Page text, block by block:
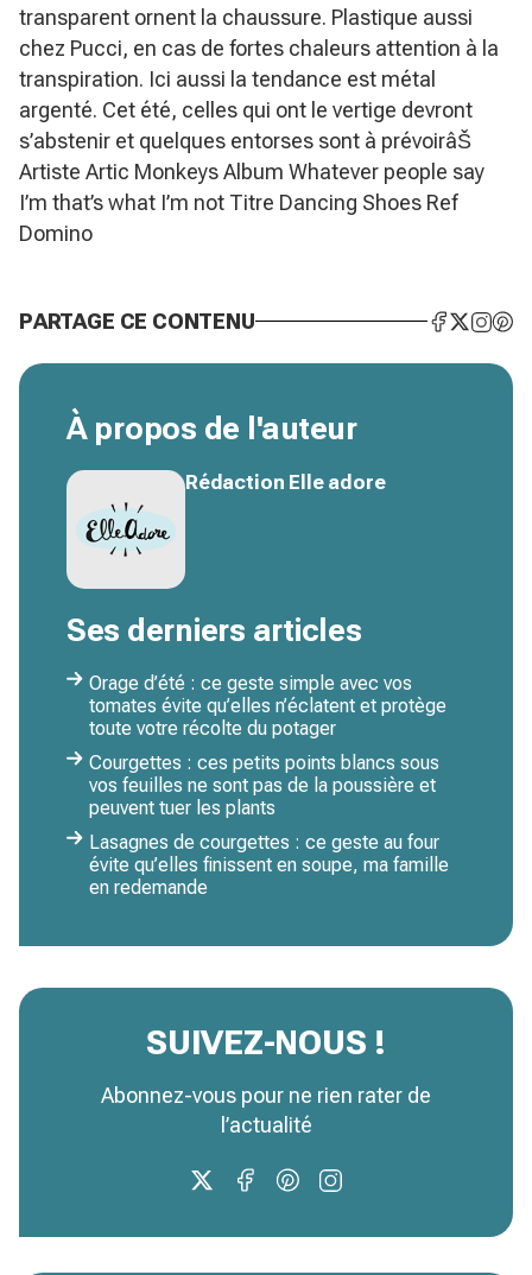
transparent ornent la chaussure. Plastique aussi
chez Pucci, en cas de fortes chaleurs attention à la
transpiration. Ici aussi la tendance est métal
argenté. Cet été, celles qui ont le vertige devront
s’abstenir et quelques entorses sont à prévoirâŠ
Artiste Artic Monkeys Album Whatever people say
I’m that’s what I’m not Titre Dancing Shoes Ref
Domino
PARTAGE CE CONTENU
À propos de l'auteur
Rédaction Elle adore
Ses derniers articles
Orage d’été : ce geste simple avec vos
tomates évite qu’elles n’éclatent et protège
toute votre récolte du potager
Courgettes : ces petits points blancs sous
vos feuilles ne sont pas de la poussière et
peuvent tuer les plants
Lasagnes de courgettes : ce geste au four
évite qu’elles finissent en soupe, ma famille
en redemande
SUIVEZ-NOUS !
Abonnez-vous pour ne rien rater de
l’actualité